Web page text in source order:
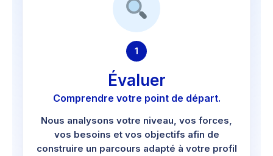
1
Évaluer
Comprendre votre point de départ.
Nous analysons votre niveau, vos forces,
vos besoins et vos objectifs afin de
construire un parcours adapté à votre profil